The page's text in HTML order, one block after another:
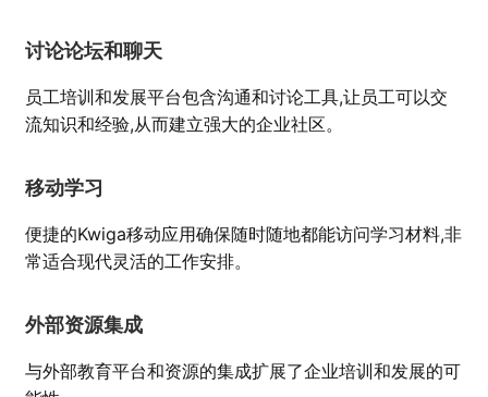
讨论论坛和聊天
员工培训和发展平台包含沟通和讨论工具,让员工可以交
流知识和经验,从而建立强大的企业社区。
移动学习
便捷的Kwiga移动应用确保随时随地都能访问学习材料,非
常适合现代灵活的工作安排。
外部资源集成
与外部教育平台和资源的集成扩展了企业培训和发展的可